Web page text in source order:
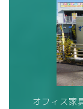
オフィス家